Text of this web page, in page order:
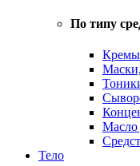
По типу
Кремы
Масло
Тело